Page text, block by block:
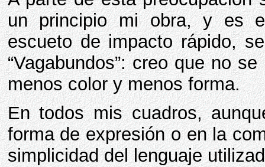
un principio mi obra, y es
escueto de impacto rápido,
“Vagabundos”: creo que no
menos color y menos forma.
En todos mis cuadros,
forma de expresión o en la
simplicidad del lenguaje